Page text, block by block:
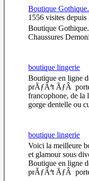
Boutique
1556 visitesdepuis
Boutique
Chaussures
boutique lingerie
Boutique en ligne
prÃƒÂªt ÃƒÂ
francophone, de la
gorge dentelle ou
boutique lingerie
Voici la meilleure
et glamour sous
Boutique en ligne
prÃƒÂªt ÃƒÂ